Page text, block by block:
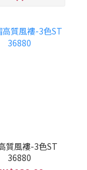
質風褸-3色ST
36880